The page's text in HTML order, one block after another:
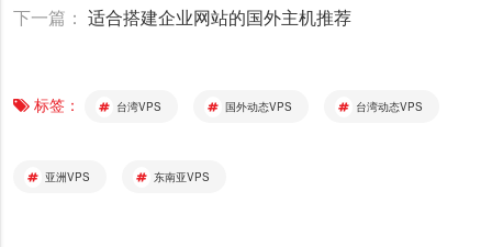
下一篇： 适合搭建企业网站的国外主机推荐
标签： 台湾VPS 国外动态VPS 台湾动态VPS
亚洲VPS 东南亚VPS